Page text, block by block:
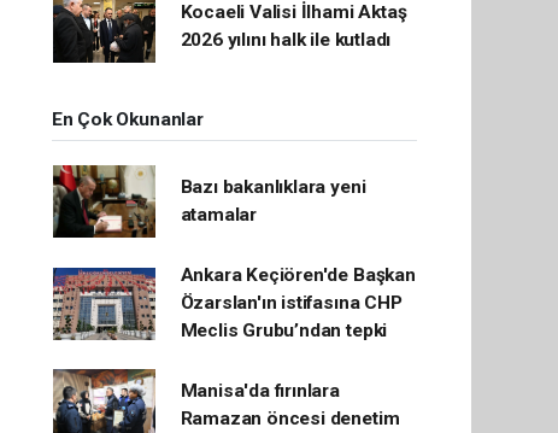
Kocaeli Valisi İlhami Aktaş
2026 yılını halk ile kutladı
En Çok Okunanlar
Bazı bakanlıklara yeni
atamalar
Ankara Keçiören'de Başkan
Özarslan'ın istifasına CHP
Meclis Grubu’ndan tepki
Manisa'da fırınlara
Ramazan öncesi denetim